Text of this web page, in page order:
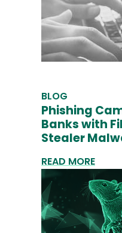
BLOG
Phishing
Banks with
Stealer
READ MORE